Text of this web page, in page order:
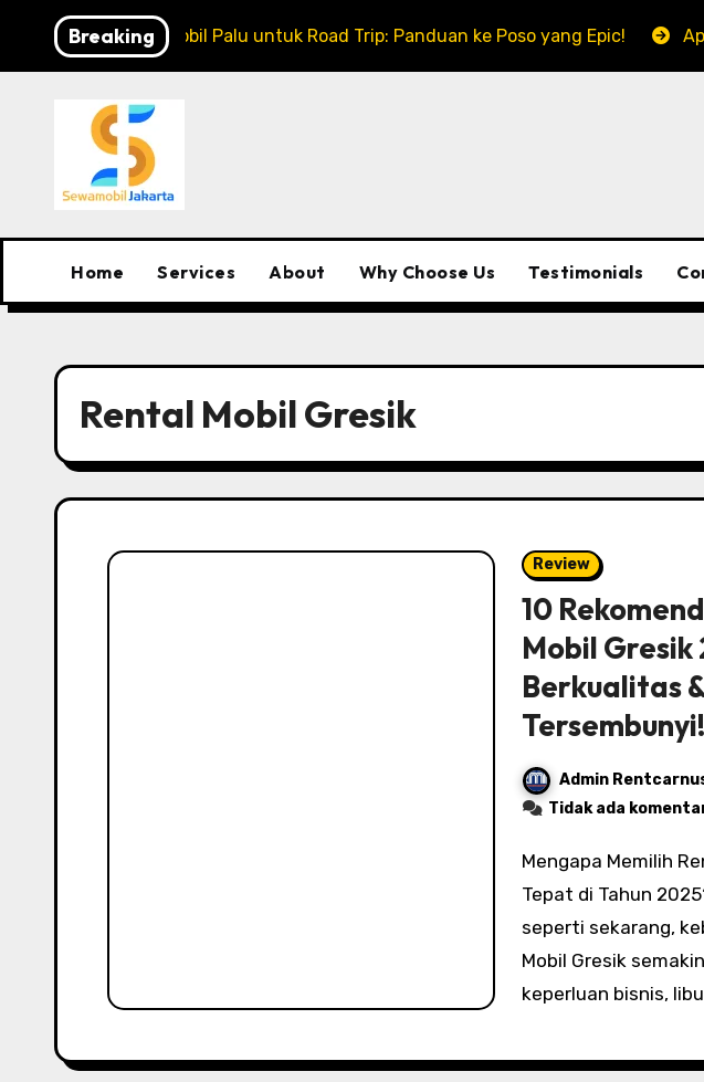
content
Breaking
Rental Mobil Palu untuk Road Trip: Panduan ke Poso yang Epic!
Home Services About Why Choose Us Testimonials
Rental Mobil Gresik
Review
10
Mobil Gresik
Berkualitas
Tersembunyi!
Admin
Tidak ada
Mengapa Memilih Rental Mobil Gresik yang
Tepat di Tahun
seperti sekarang,
Mobil Gresik
keperluan bisnis,